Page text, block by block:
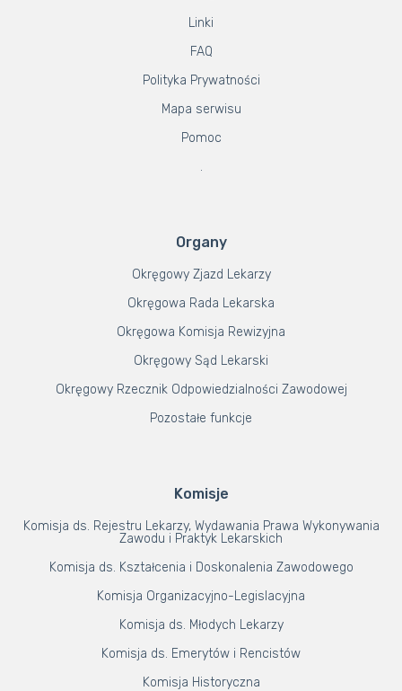
Linki
FAQ
Polityka Prywatności
Mapa serwisu
Pomoc
.
Organy
Okręgowy Zjazd Lekarzy
Okręgowa Rada Lekarska
Okręgowa Komisja Rewizyjna
Okręgowy Sąd Lekarski
Okręgowy Rzecznik Odpowiedzialności Zawodowej
Pozostałe funkcje
Komisje
Komisja ds. Rejestru Lekarzy, Wydawania Prawa Wykonywania
Zawodu i Praktyk Lekarskich
Komisja ds. Kształcenia i Doskonalenia Zawodowego
Komisja Organizacyjno-Legislacyjna
Komisja ds. Młodych Lekarzy
Komisja ds. Emerytów i Rencistów
Komisja Historyczna